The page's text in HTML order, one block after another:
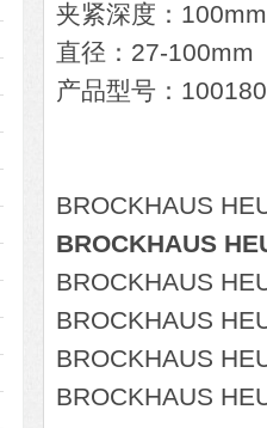
夹紧深度：100mm
直径：27-100mm
产品型号：100180
BROCKHAUS
BROCKHAUS
BROCKHAUS
BROCKHAUS
BROCKHAUS
BROCKHAUS